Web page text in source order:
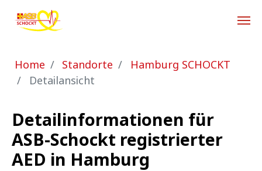
Zum Hauptinhalt springen
Sie sind hier:
Home Standorte
Hamburg SCHOCKT
Detailansicht
Detailinformationen für
ASB-Schockt registrierter
AED in Hamburg